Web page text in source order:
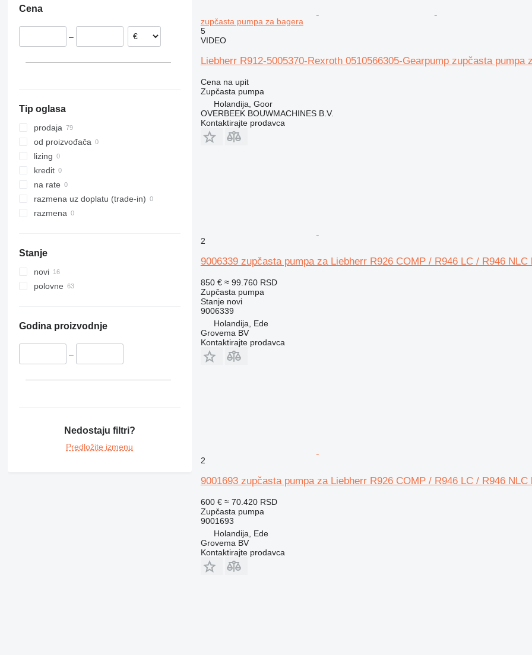
R954
R964
Poljska
Španija
Cena
–
Tip oglasa
prodaja
od proizvođača
lizing
kredit
na rate
razmena uz doplatu (trade-in)
razmena
Stanje
novi
polovne
Godina proizvodnje
–
Nedostaju filtri?
Predložite izmenu
zupčasta pumpa za bagera
5
VIDEO
Liebherr R912-5005370-Rexroth 0510566305-Gearpump zupčasta pumpa
Cena na upit
Zupčasta pumpa
Holandija, Goor
OVERBEEK BOUWMACHINES B.V.
Kontaktirajte prodavca
2
9006339 zupčasta pumpa za Liebherr R926 COMP / R946 LC / R946 NLC
850 € ≈ 99.760 RSD
Zupčasta pumpa
Stanjenovi
9006339
Holandija, Ede
Grovema BV
Kontaktirajte prodavca
2
9001693 zupčasta pumpa za Liebherr R926 COMP / R946 LC / R946 NLC
600 € ≈ 70.420 RSD
Zupčasta pumpa
9001693
Holandija, Ede
Grovema BV
Kontaktirajte prodavca